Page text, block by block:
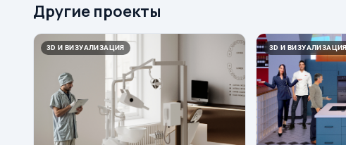
Другие проекты
3D И ВИЗУАЛИЗАЦИЯ 3D И ВИЗУАЛИЗАЦИЯ